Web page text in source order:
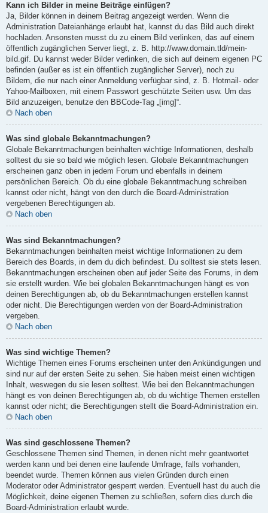
Kann ich Bilder in meine Beiträge einfügen?
Ja, Bilder können in deinem Beitrag angezeigt werden. Wenn die
Administration Dateianhänge erlaubt hat, kannst du das Bild auch direkt
hochladen. Ansonsten musst du zu einem Bild verlinken, das auf einem
öffentlich zugänglichen Server liegt, z. B. http://www.domain.tld/mein-
bild.gif. Du kannst weder Bilder verlinken, die sich auf deinem eigenen PC
befinden (außer es ist ein öffentlich zugänglicher Server), noch zu
Bildern, die nur nach einer Anmeldung verfügbar sind, z. B. Hotmail- oder
Yahoo-Mailboxen, mit einem Passwort geschützte Seiten usw. Um das
Bild anzuzeigen, benutze den BBCode-Tag „[img]“.
Nach oben
Was sind globale Bekanntmachungen?
Globale Bekanntmachungen beinhalten wichtige Informationen, deshalb
solltest du sie so bald wie möglich lesen. Globale Bekanntmachungen
erscheinen ganz oben in jedem Forum und ebenfalls in deinem
persönlichen Bereich. Ob du eine globale Bekanntmachung schreiben
kannst oder nicht, hängt von den durch die Board-Administration
vergebenen Berechtigungen ab.
Nach oben
Was sind Bekanntmachungen?
Bekanntmachungen beinhalten meist wichtige Informationen zu dem
Bereich des Boards, in dem du dich befindest. Du solltest sie stets lesen.
Bekanntmachungen erscheinen oben auf jeder Seite des Forums, in dem
sie erstellt wurden. Wie bei globalen Bekanntmachungen hängt es von
deinen Berechtigungen ab, ob du Bekanntmachungen erstellen kannst
oder nicht. Die Berechtigungen werden von der Board-Administration
vergeben.
Nach oben
Was sind wichtige Themen?
Wichtige Themen eines Forums erscheinen unter den Ankündigungen und
sind nur auf der ersten Seite zu sehen. Sie haben meist einen wichtigen
Inhalt, weswegen du sie lesen solltest. Wie bei den Bekanntmachungen
hängt es von deinen Berechtigungen ab, ob du wichtige Themen erstellen
kannst oder nicht; die Berechtigungen stellt die Board-Administration ein.
Nach oben
Was sind geschlossene Themen?
Geschlossene Themen sind Themen, in denen nicht mehr geantwortet
werden kann und bei denen eine laufende Umfrage, falls vorhanden,
beendet wurde. Themen können aus vielen Gründen durch einen
Moderator oder Administrator gesperrt werden. Eventuell hast du auch die
Möglichkeit, deine eigenen Themen zu schließen, sofern dies durch die
Board-Administration erlaubt wurde.